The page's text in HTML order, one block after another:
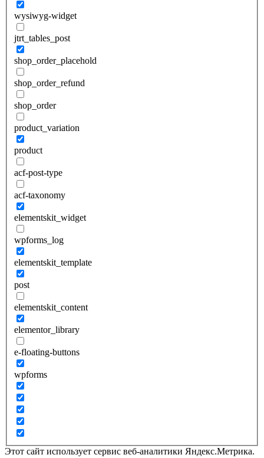
wysiwyg-widget
jtrt_tables_post
shop_order_placehold
shop_order_refund
shop_order
product_variation
product
acf-post-type
acf-taxonomy
elementskit_widget
wpforms_log
elementskit_template
post
elementskit_content
elementor_library
e-floating-buttons
wpforms
Этот сайт использует сервис веб-аналитики Яндекс.Метрика.